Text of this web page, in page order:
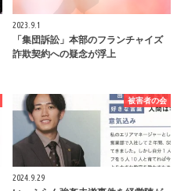
2023.9.1
「集団訴訟」本部のフランチャイズ
詐欺契約への疑念が浮上
被害者の会
2024.9.29